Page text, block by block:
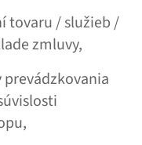
tovaru / služieb /
zmluvy,